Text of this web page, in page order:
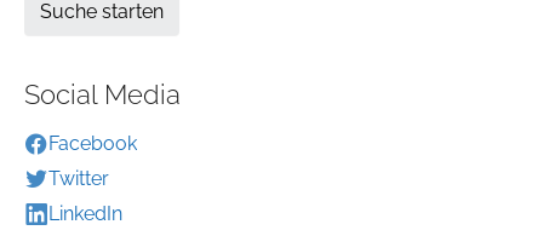
Social Media
Facebook
Twitter
LinkedIn